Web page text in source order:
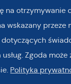
na otrzymywanie
wskazany przeze
Zgoda
Polityka